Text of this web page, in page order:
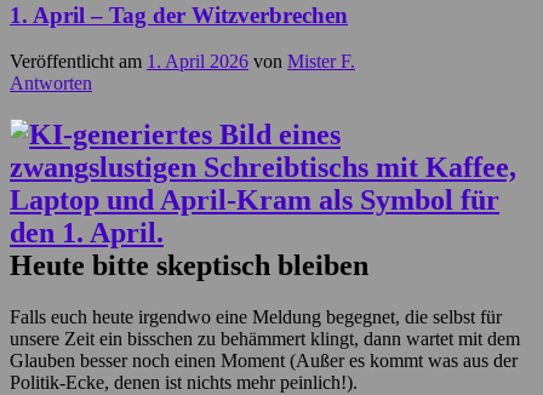
1. April – Tag der Witzverbrechen
Veröffentlicht am 1. April 2026 von Mister F.
Antworten
Heute bitte skeptisch bleiben
Falls euch heute irgendwo eine Meldung begegnet, die selbst für
unsere Zeit ein bisschen zu behämmert klingt, dann wartet mit dem
Glauben besser noch einen Moment (Außer es kommt was aus der
Politik-Ecke, denen ist nichts mehr peinlich!).